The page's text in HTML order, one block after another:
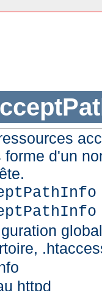
forme d'un
httpd